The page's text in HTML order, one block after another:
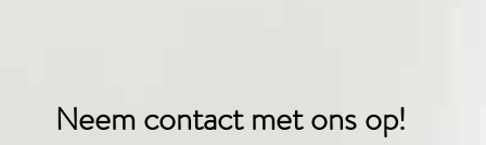
Neem contact met ons op!